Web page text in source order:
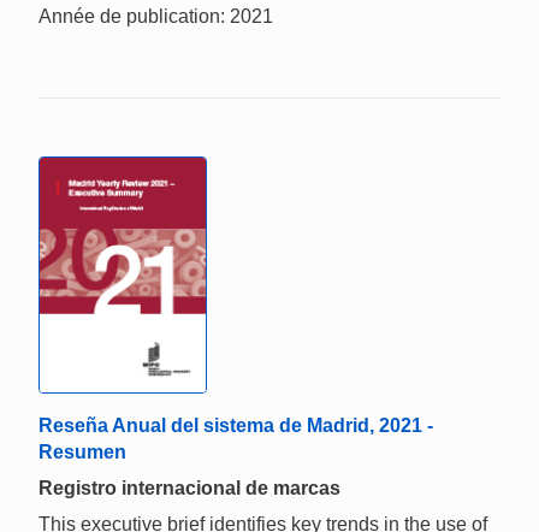
Année de publication: 2021
Reseña Anual del sistema de Madrid, 2021 -
Resumen
Registro internacional de marcas
This executive brief identifies key trends in the use of